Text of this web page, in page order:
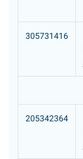
305731416
205342364